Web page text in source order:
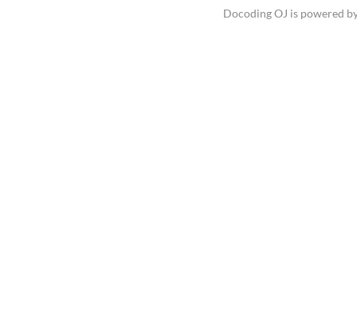
Docoding OJ is powered